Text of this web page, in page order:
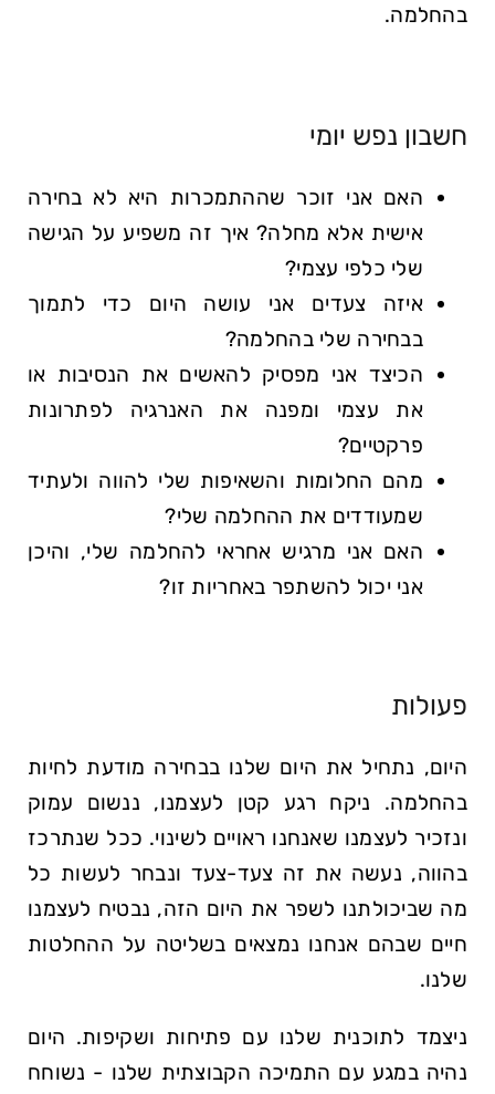
בהחלמה.
חשבון נפש יומי
האם אני זוכר שההתמכרות היא לא בחירה
אישית אלא מחלה? איך זה משפיע על הגישה
שלי כלפי עצמי?
איזה צעדים אני עושה היום כדי לתמוך
בבחירה שלי בהחלמה?
הכיצד אני מפסיק להאשים את הנסיבות או
את עצמי ומפנה את האנרגיה לפתרונות
פרקטיים?
מהם החלומות והשאיפות שלי להווה ולעתיד
שמעודדים את ההחלמה שלי?
האם אני מרגיש אחראי להחלמה שלי, והיכן
אני יכול להשתפר באחריות זו?
פעולות
היום, נתחיל את היום שלנו בבחירה מודעת לחיות
בהחלמה. ניקח רגע קטן לעצמנו, ננשום עמוק
ונזכיר לעצמנו שאנחנו ראויים לשינוי. ככל שנתרכז
בהווה, נעשה את זה צעד-צעד ונבחר לעשות כל
מה שביכולתנו לשפר את היום הזה, נבטיח לעצמנו
חיים שבהם אנחנו נמצאים בשליטה על ההחלטות
שלנו.
ניצמד לתוכנית שלנו עם פתיחות ושקיפות. היום
נהיה במגע עם התמיכה הקבוצתית שלנו - נשוחח